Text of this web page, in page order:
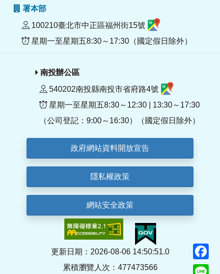
署本部
100210臺北市中正區福州街15號
星期一至星期五8:30～17:30（國定假日除外）
南投辦公區
540202南投縣南投市省府路4號
星期一至星期五8:30～12:30 | 13:30～17:30
（公司登記：9:00～16:30）（國定假日除外）
政府網站資料開放宣告
隱私權政策
網站安全政策
更新日期：2026-08-06 14:50:51.0
累積瀏覽人次：477473566